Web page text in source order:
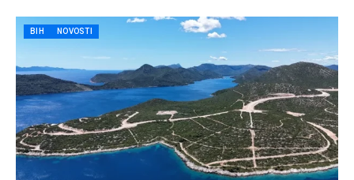
BIH NOVOSTI